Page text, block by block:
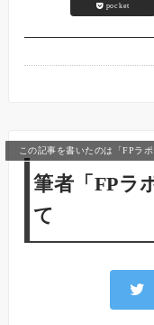
pocket
この記事を書いたのは「FPラポ
筆者「FPラ
て